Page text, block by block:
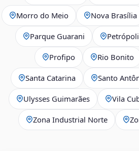
Morro do Meio Nova Brasília
Parque Guarani
Profipo Rio Bonito
Santa Catarina Santo
Ulysses Guimarães Vila
Zona Industrial Norte